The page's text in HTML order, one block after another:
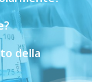
della